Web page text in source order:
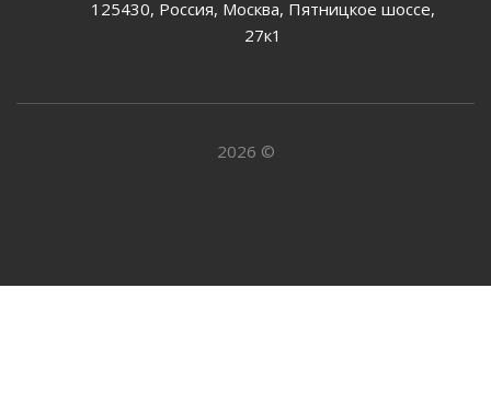
125430, Россия, Москва, Пятницкое шоссе,
27к1
2026 ©